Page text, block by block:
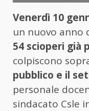
Venerdì 10
un nuovo anno
54 scioperi già
colpiscono
pubblico e il
personale
sindacato Csle